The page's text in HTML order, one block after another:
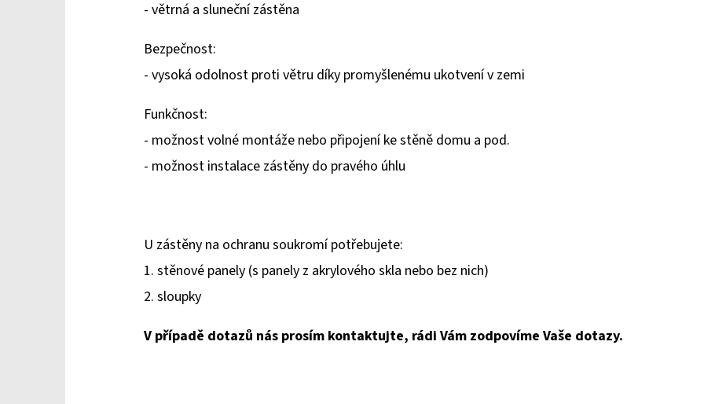
- větrná a sluneční zástěna
Bezpečnost:
- vysoká odolnost proti větru díky promyšlenému ukotvení v zemi
Funkčnost:
- možnost volné montáže nebo připojení ke stěně domu a pod.
- možnost instalace zástěny do pravého úhlu
U zástěny na ochranu soukromí potřebujete:
1. stěnové panely (s panely z akrylového skla nebo bez nich)
2. sloupky
V případě dotazů nás prosím kontaktujte, rádi Vám zodpovíme Vaše dotazy.